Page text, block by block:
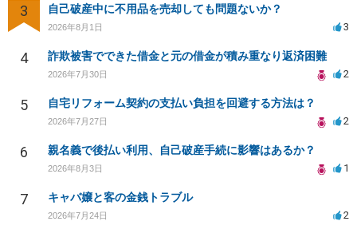
3 自己破産中に不用品を売却しても問題ないか？
2026年8月1日 3
4 詐欺被害でできた借金と元の借金が積み重なり返済困難
2026年7月30日 2
5 自宅リフォーム契約の支払い負担を回避する方法は？
2026年7月27日 2
6 親名義で後払い利用、自己破産手続に影響はあるか？
2026年8月3日 1
7 キャバ嬢と客の金銭トラブル
2026年7月24日 2